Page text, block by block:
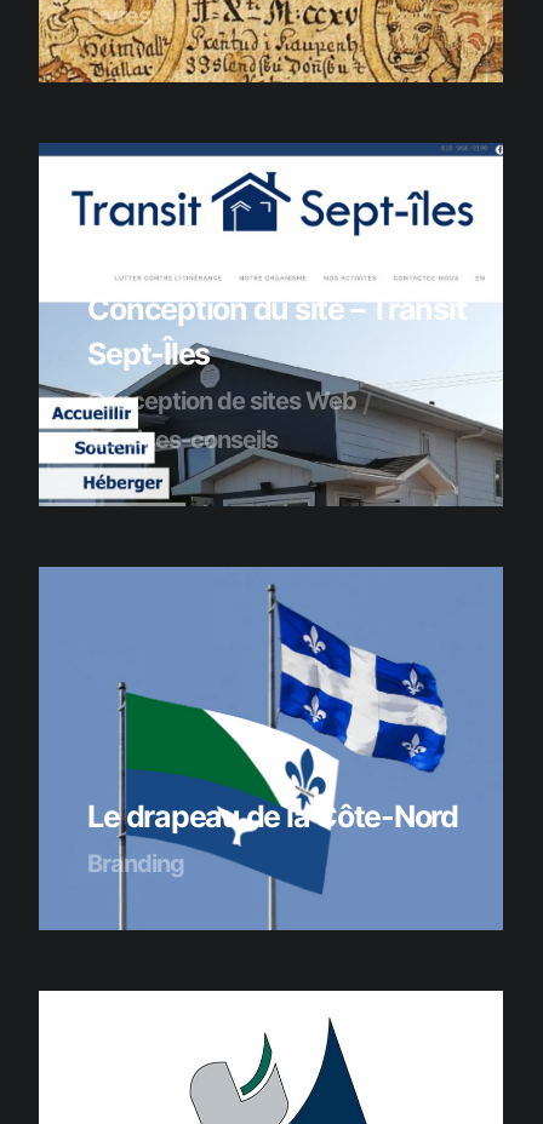
Livres
Conception du site – Transit
Sept-Îles
Conception de sites Web
Services-conseils
Le drapeau de la Côte-Nord
Branding